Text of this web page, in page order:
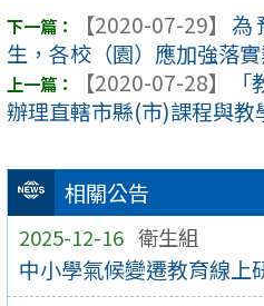
相關公告
2025-12-16 衛生組
中小學氣候變遷教育線上
【2020-07-29】 為
生，各校（園）應加強落
【2020-07-28】
辦理直轄市縣(市)課程與教